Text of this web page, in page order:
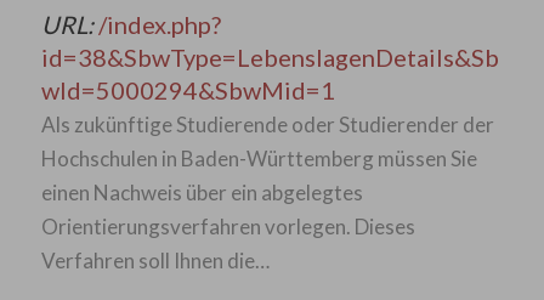
URL:/index.php?
id=38&SbwType=LebenslagenDetails&Sb
wId=5000294&SbwMid=1
Als zukünftige Studierende oder Studierender der
Hochschulen in Baden-Württemberg müssen Sie
einen Nachweis über ein abgelegtes
Orientierungsverfahren vorlegen. Dieses
Verfahren soll Ihnen die…